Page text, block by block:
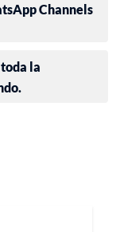
Channels
la